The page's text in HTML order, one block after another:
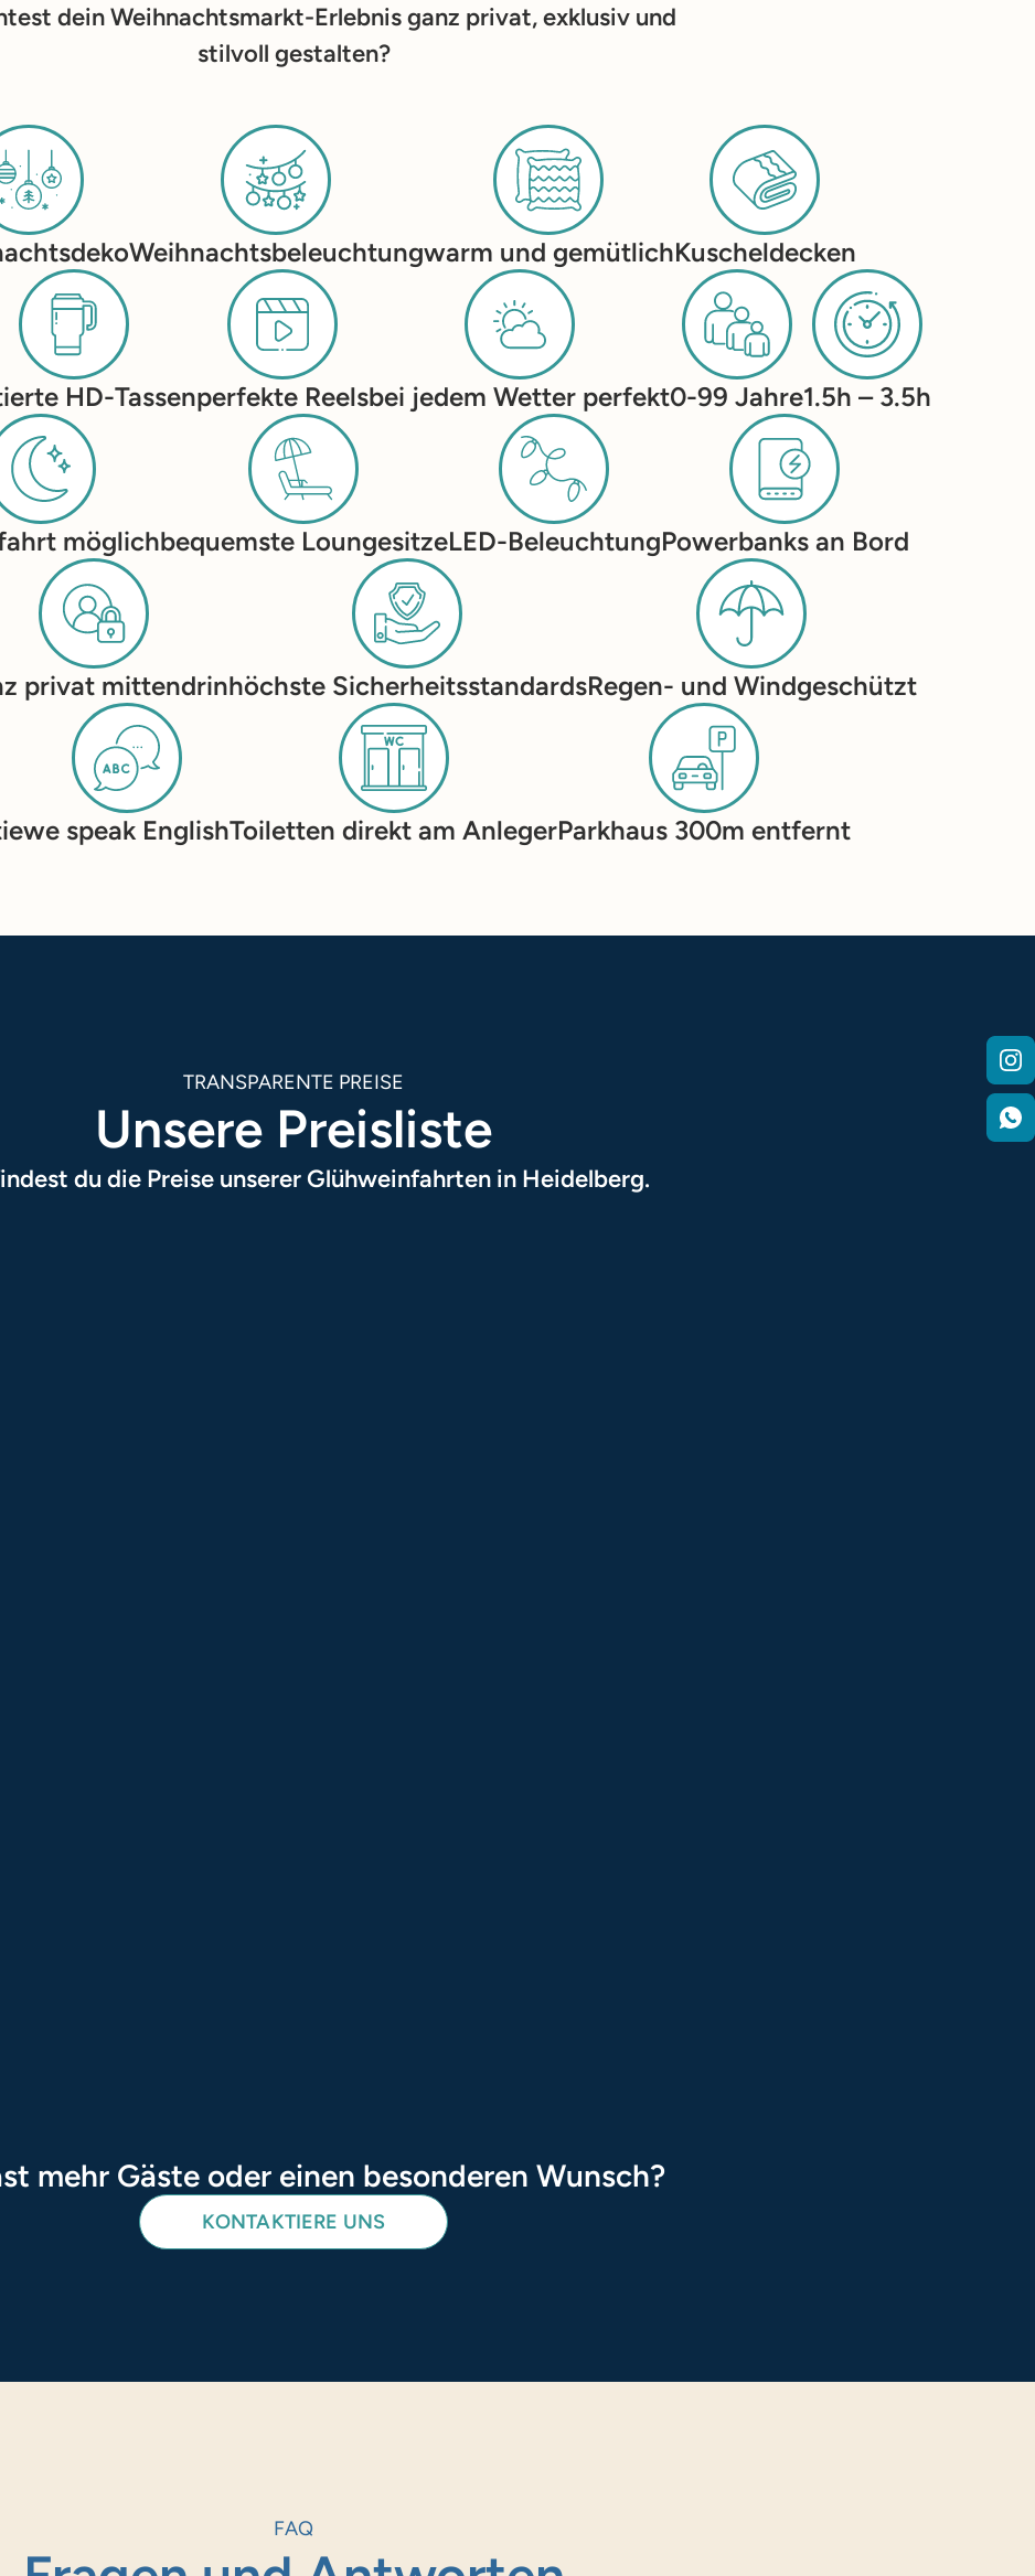
dein Weihnachtsmarkt-Erlebnis ganz privat, exklusiv und
stilvoll gestalten?
Weihnachtsbeleuchtungwarm und gemütlichKuscheldecken
HD-Tassenperfekte Reelsbei jedem Wetter perfekt0-99 Jahre1.5h – 3.5h
möglichbequemste LoungesitzeLED-BeleuchtungPowerbanks an Bord
privat mittendrinhöchste SicherheitsstandardsRegen- und Windgeschützt
we speak EnglishToiletten direkt am AnlegerParkhaus 300m entfernt
TRANSPARENTE PREISE
Unsere Preisliste
du die Preise unserer Glühweinfahrten in Heidelberg.
mehr Gäste oder einen besonderen Wunsch?
KONTAKTIERE UNS
FAQ